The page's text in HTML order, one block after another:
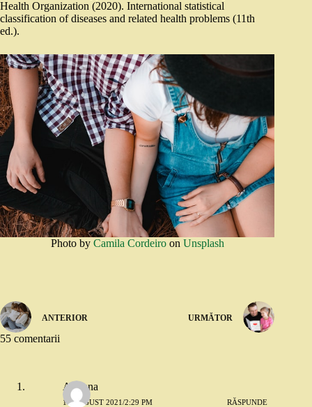
Health Organization (2020). International statistical
classification of diseases and related health problems (11th
ed.).
Photo by Camila Cordeiroon Unsplash
ANTERIOR URMĂTOR
55 comentarii
Adriana
18 AUGUST 2021/2:29 PM RĂSPUNDE